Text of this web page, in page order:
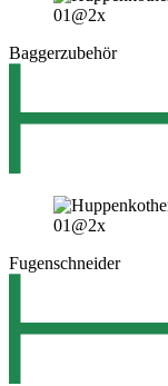
Baggerzubehör
Fugenschneider